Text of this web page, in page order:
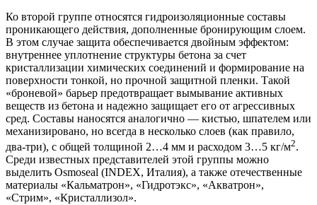
Ко второй группе относятся гидроизоляционные составы
проникающего действия, дополненные бронирующим слоем.
В этом случае защита обеспечивается двойным эффектом:
внутреннее уплотнение структуры бетона за счет
кристаллизации химических соединений и формирование на
поверхности тонкой, но прочной защитной пленки. Такой
«броневой» барьер предотвращает вымывание активных
веществ из бетона и надежно защищает его от агрессивных
сред. Составы наносятся аналогично — кистью, шпателем или
механизировано, но всегда в несколько слоев (как правило,
два-три), с общей толщиной 2…4 мм и расходом 3…5 кг/м2.
Среди известных представителей этой группы можно
выделить Osmoseal (INDEX, Италия), а также отечественные
материалы «Кальматрон», «Гидротэкс», «Акватрон»,
«Стрим», «Кристаллизол».